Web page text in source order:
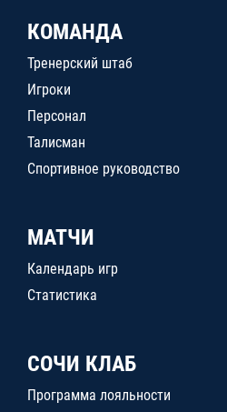
КОМАНДА
Тренерский штаб
Игроки
Персонал
Талисман
Спортивное руководство
МАТЧИ
Календарь игр
Статистика
СОЧИ КЛАБ
Программа лояльности